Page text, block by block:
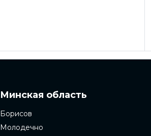
Минская область
Борисов
Молодечно